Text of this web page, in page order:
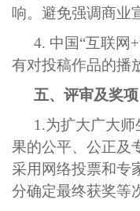
响。避免强调商业
4. 中国“互联网
有对投稿作品的播
五、评审及奖项
1.为扩大广大
果的公平、公正及
采用网络投票和专
分确定最终获奖等